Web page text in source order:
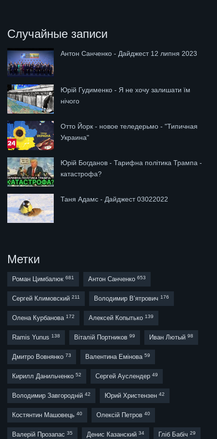
Случайные записи
Антон Санченко - Дайджест 12 липня 2023
Юрій Гудименко - Я не хочу залишати їм
нічого
Отто Йорк - новое теледерьмо - "Типичная
Украина"
Юрій Богданов - Тарифна політика Трампа -
катастрофа?
Таня Адамс - Дайджест 03022022
Метки
Роман Цимбалюк 681 Антон Санченко 653
Сергей Климовский 211 Володимир В’ятрович 176
Олена Курбанова 172 Алексей Копытько 139
Ramis Yunus 138 Віталій Портников 99 Иван Лютый 98
Дмитро Вовнянко 73 Валентина Емінова 59
Кирилл Данильченко 52 Сергей Ауслендер 49
Володимир Завгородній 42 Юрий Христензен 42
Костянтин Машовець 40 Олексій Петров 40
Валерій Прозапас 35 Денис Казанский 34 Гліб Бабіч 29